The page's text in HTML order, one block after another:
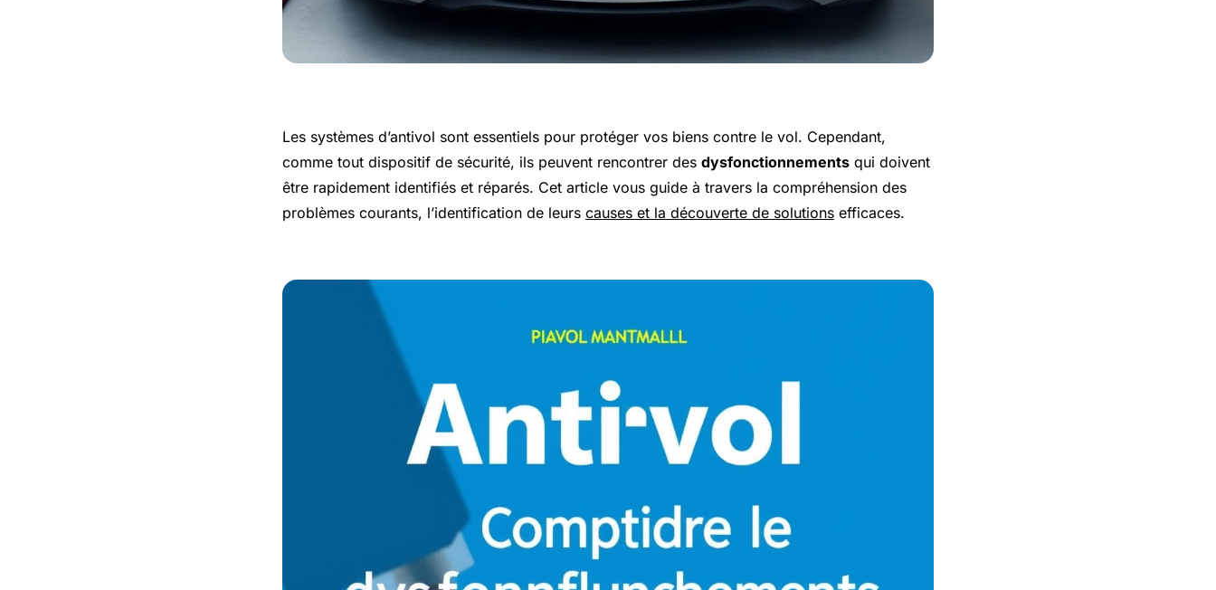
Les systèmes d’antivol sont essentiels pour protéger vos biens contre le vol. Cependant,
comme tout dispositif de sécurité, ils peuvent rencontrer des dysfonctionnements qui doivent
être rapidement identifiés et réparés. Cet article vous guide à travers la compréhension des
problèmes courants, l’identification de leurs causes et la découverte de solutions efficaces.